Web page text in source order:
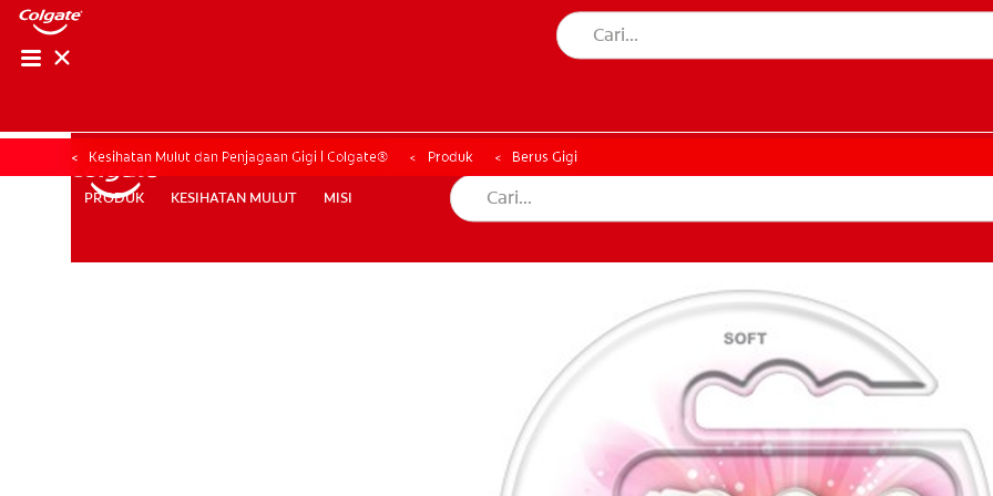
PRODUK KESIHATAN MULUT MISI
PRODUK KESIHATAN MULUT MISI
PENILAIAN KESIHATAN MULUT
Kesihatan Mulut dan Penjagaan Gigi | Colgate® Produk Berus Gigi